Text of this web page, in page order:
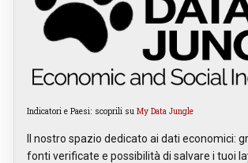
Indicatori e Paesi: scoprili su My Data Jungle
Il nostro spazio dedicato ai dati economici:
fonti verificate e possibilità di salvare i tuoi